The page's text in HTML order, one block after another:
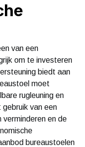
van een
om te investeren
biedt aan
moet
rugleuning en
van een
verminderen en de
bureaustoelen